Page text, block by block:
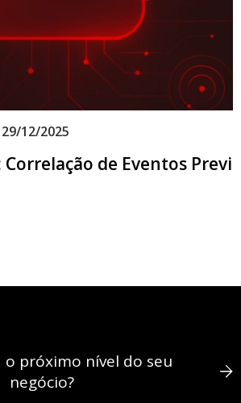
29/12/2025
Correlação de Eventos
próximo nível do seu
negócio?